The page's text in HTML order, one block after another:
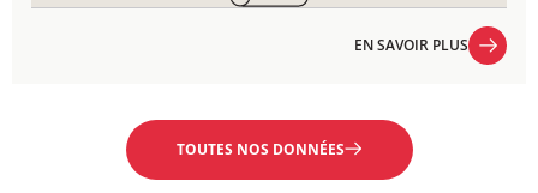
EN SAVOIR PLUS
TOUTES NOS DONNÉES